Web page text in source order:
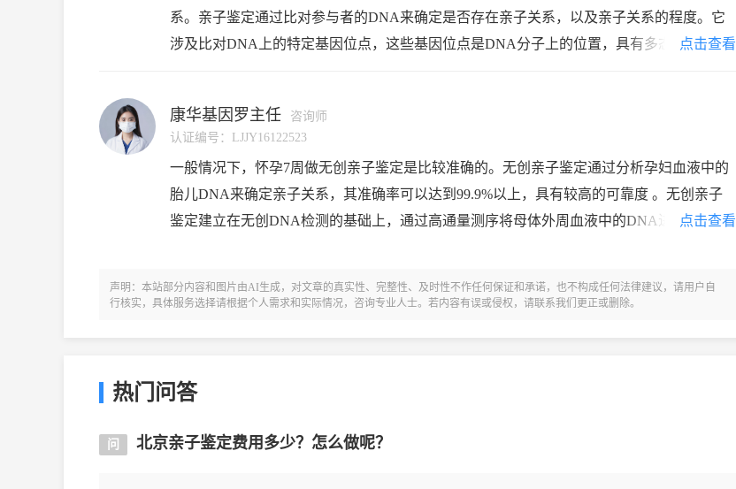
系。亲子鉴定通过比对参与者的DNA来确定是否存在亲子关系，以及亲子关系的程度。它
涉及比对DNA上的特定基因位点，这些基因位点是DNA分子上的位置，具有多态性，即在
点击查看
康华基因罗主任
咨询师
认证编号：
LJJY16122523
一般情况下，怀孕7周做无创亲子鉴定是比较准确的。无创亲子鉴定通过分析孕妇血液中的
胎儿DNA来确定亲子关系，其准确率可以达到99.9%以上，具有较高的可靠度 。无创亲子
鉴定建立在无创DNA检测的基础上，通过高通量测序将母体外周血液中的DNA进行提取，
点击查看
声明：本站部分内容和图片由AI生成，对文章的真实性、完整性、及时性不作任何保证和承诺，也不构成任何法律建议，请用户自
行核实，具体服务选择请根据个人需求和实际情况，咨询专业人士。若内容有误或侵权，请联系我们更正或删除。
热门问答
问 北京亲子鉴定费用多少？怎么做呢？